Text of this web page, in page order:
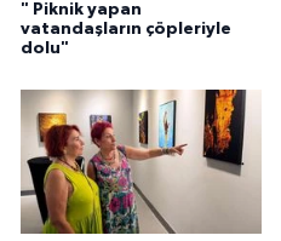
" Piknik yapan
vatandaşların çöpleriyle
dolu"